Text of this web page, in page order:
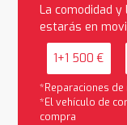
La comodidad
estarás en
1+1 500 €
*Reparaciones
*El vehículo de
compra